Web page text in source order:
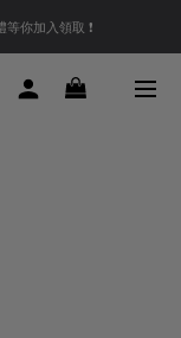
就趁現在🔥
你加入領取 ❗
就趁現在🔥